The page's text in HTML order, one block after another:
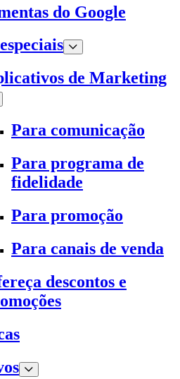
do Google
de Marketing
Para comunicação
Para programa de
fidelidade
Para promoção
Para canais de venda
descontos e